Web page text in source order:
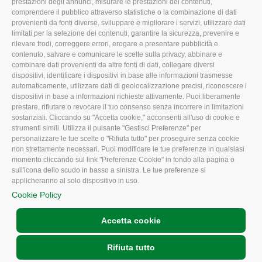
prestazioni degli annunci, misurare le prestazioni dei contenuti,
comprendere il pubblico attraverso statistiche o la combinazione di dati
provenienti da fonti diverse, sviluppare e migliorare i servizi, utilizzare dati
limitati per la selezione dei contenuti, garantire la sicurezza, prevenire e
rilevare frodi, correggere errori, erogare e presentare pubblicità e
contenuto, salvare e comunicare le scelte sulla privacy, abbinare e
combinare dati provenienti da altre fonti di dati, collegare diversi
dispositivi, identificare i dispositivi in base alle informazioni trasmesse
automaticamente, utilizzare dati di geolocalizzazione precisi, riconoscere i
dispositivi in base a informazioni richieste attivamente. Puoi liberamente
prestare, rifiutare o revocare il tuo consenso senza incorrere in limitazioni
sostanziali. Cliccando su "Accetta cookie," acconsenti all'uso di cookie e
strumenti simili. Utilizza il pulsante "Gestisci Preferenze" per
personalizzare le tue scelte o "Rifiuta tutto" per proseguire senza cookie
non strettamente necessari. Puoi modificare le tue preferenze in qualsiasi
momento cliccando sul link "Preferenze Cookie" in fondo alla pagina o
sull'icona dello scudo in basso a sinistra. Le tue preferenze si
applicheranno al solo dispositivo in uso.
Cookie Policy
Accetta cookie
Rifiuta tutto
Uffici della Sede
provinciale
Le Sedi di Zona
Agricoltori S.r.l.
Whistleblowing
Confagricoltura Rovigo e
Agricoltori srl
Associazione
CONFAGRICOLTURA
ATTIVA
Notizie in evidenza
Eventi
Comunicati Stampa
Video
Iscrizione Newsletter
Newsletter